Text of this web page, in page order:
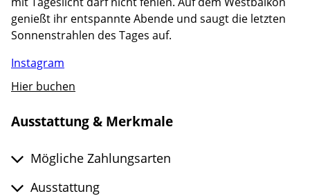
genießt ihr entspannte Abende und saugt die letzten
Sonnenstrahlen des Tages auf.
Instagram
Hier buchen
Ausstattung & Merkmale
Mögliche Zahlungsarten
Ausstattung